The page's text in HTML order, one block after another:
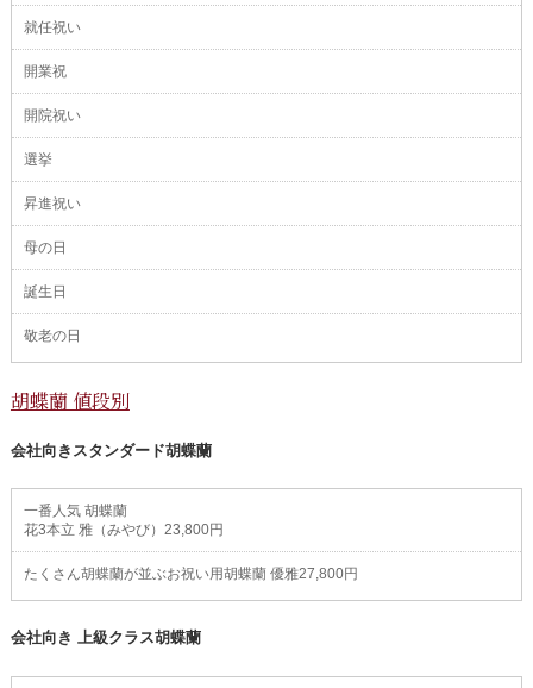
就任祝い
開業祝
開院祝い
選挙
昇進祝い
母の日
誕生日
敬老の日
胡蝶蘭 値段別
会社向きスタンダード胡蝶蘭
一番人気 胡蝶蘭
花3本立 雅（みやび）23,800円
たくさん胡蝶蘭が並ぶお祝い用胡蝶蘭 優雅27,800円
会社向き 上級クラス胡蝶蘭